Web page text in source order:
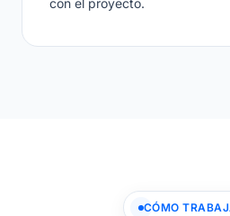
con el proyecto.
CÓMO